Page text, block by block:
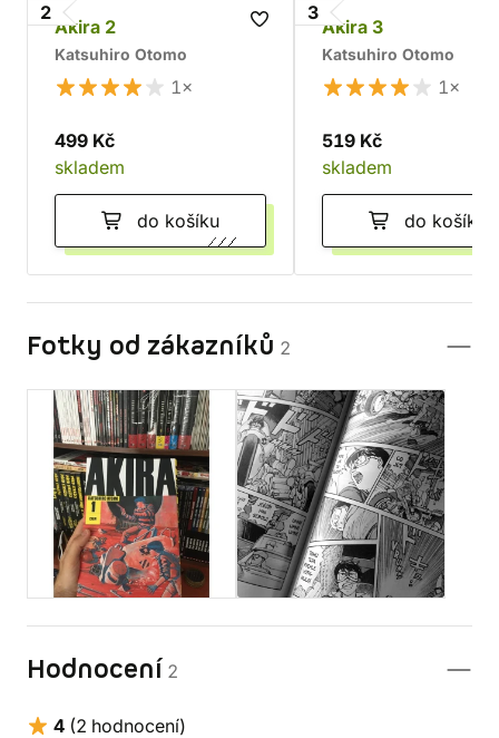
2
Akira 2
Katsuhiro Otomo
1×
499 Kč
skladem
do košíku
3
Akira 3
Katsuhiro Otomo
1×
519 Kč
skladem
do košíku
Fotky od zákazníků 2
Hodnocení 2
4 (2 hodnocení)